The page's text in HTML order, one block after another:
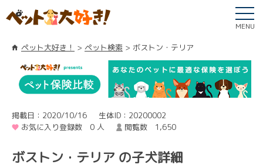
MENU
ペット大好き！ ペット検索 ボストン・テリア
掲載日：2020/10/16
生体ID：20200002
お気に入り登録数 0 人
閲覧数 1,650
ボストン・テリア の子犬詳細